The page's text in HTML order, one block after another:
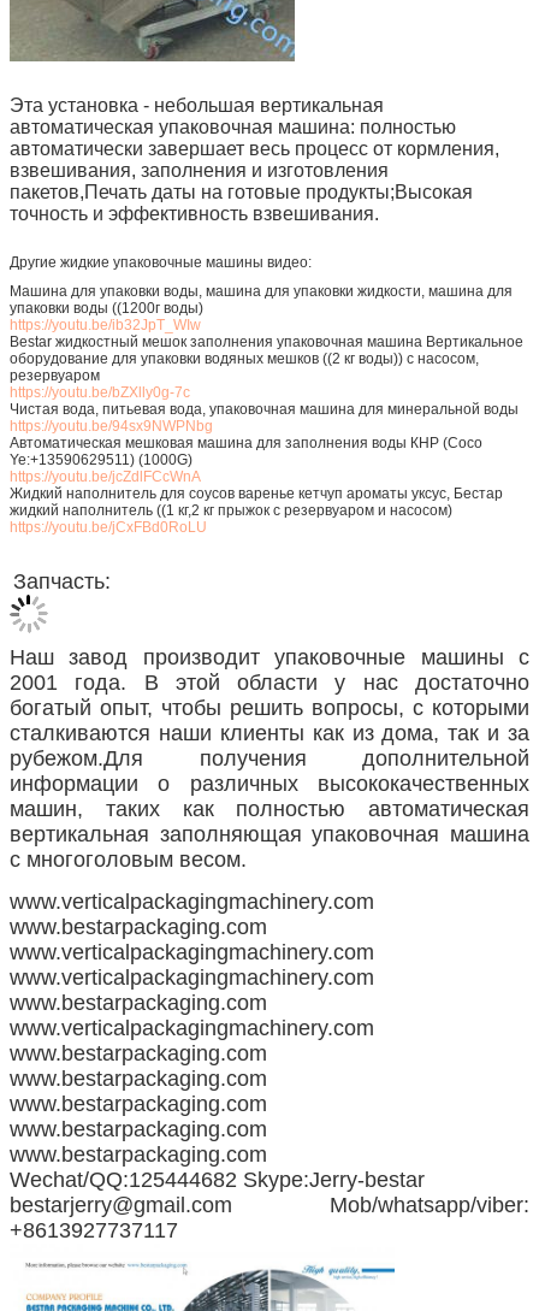
Мы скоро тебе
Эта установка - небольшая вертикальная
автоматическая упаковочная машина: полностью
автоматически завершает весь процесс от кормления,
взвешивания, заполнения и изготовления
пакетов,Печать даты на готовые продукты;Высокая
точность и эффективность взвешивания.
Другие жидкие упаковочные машины видео:
Машина для упаковки воды, машина для упаковки жидкости, машина для
упаковки воды ((1200г воды)
https://youtu.be/ib32JpT_WIw
Bestar жидкостный мешок заполнения упаковочная машина Вертикальное
оборудование для упаковки водяных мешков ((2 кг воды)) с насосом,
резервуаром
https://youtu.be/bZXlly0g-7c
Чистая вода, питьевая вода, упаковочная машина для минеральной воды
https://youtu.be/94sx9NWPNbg
Автоматическая мешковая машина для заполнения воды КНР (Coco
Ye:+13590629511) (1000G)
https://youtu.be/jcZdlFCcWnA
Жидкий наполнитель для соусов варенье кетчуп ароматы уксус, Бестар
жидкий наполнитель ((1 кг,2 кг прыжок с резервуаром и насосом)
https://youtu.be/jCxFBd0RoLU
Запчасть:
Наш завод производит упаковочные машины с
2001 года. В этой области у нас достаточно
богатый опыт, чтобы решить вопросы, с которыми
сталкиваются наши клиенты как из дома, так и за
рубежом.Для получения дополнительной
информации о различных высококачественных
машин, таких как полностью автоматическая
вертикальная заполняющая упаковочная машина
с многоголовым весом.
www.verticalpackagingmachinery.com
www.bestarpackaging.com
www.verticalpackagingmachinery.com
www.verticalpackagingmachinery.com
www.bestarpackaging.com
www.verticalpackagingmachinery.com
www.bestarpackaging.com
www.bestarpackaging.com
www.bestarpackaging.com
www.bestarpackaging.com
www.bestarpackaging.com
Wechat/QQ:125444682 Skype:Jerry-bestar
bestarjerry@gmail.com Mob/whatsapp/viber:
+8613927737117